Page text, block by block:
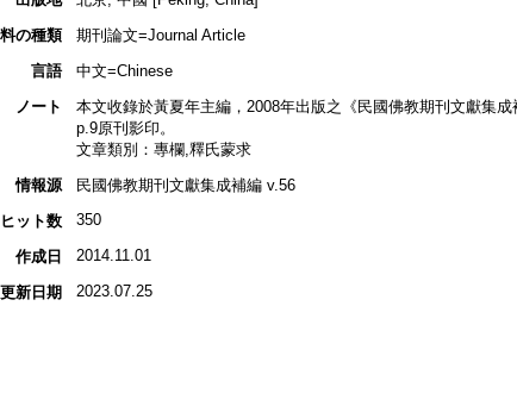
の種類
期刊論文=Journal Article
言語
中文=Chinese
ノート
本文收錄於黃夏年主編，2008年出版之《民國佛教期刊文獻集
p.9原刊影印。
文章類別：專欄,釋氏蒙求
情報源
民國佛教期刊文獻集成補編 v.56
ヒット数
350
作成日 2014.11.01
更新日期 2023.07.25